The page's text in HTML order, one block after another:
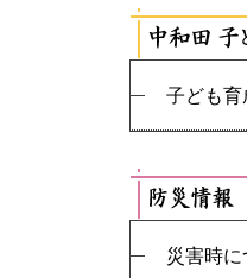
子ども育
災害時に